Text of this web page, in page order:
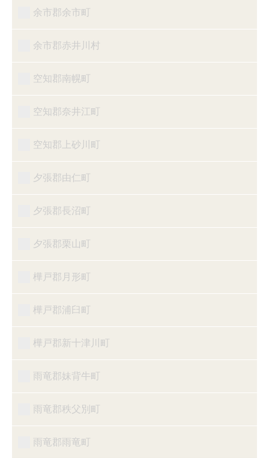
余市郡余市町
余市郡赤井川村
空知郡南幌町
空知郡奈井江町
空知郡上砂川町
夕張郡由仁町
夕張郡長沼町
夕張郡栗山町
樺戸郡月形町
樺戸郡浦臼町
樺戸郡新十津川町
雨竜郡妹背牛町
雨竜郡秩父別町
雨竜郡雨竜町